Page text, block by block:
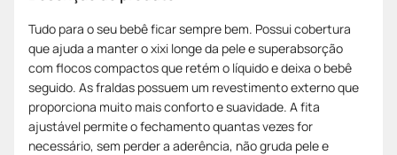
Tudo para o seu bebê ficar sempre bem. Possui cobertura
que ajuda a manter o xixi longe da pele e superabsorção
com flocos compactos que retém o líquido e deixa o bebê
seguido. As fraldas possuem um revestimento externo que
proporciona muito mais conforto e suavidade. A fita
ajustável permite o fechamento quantas vezes for
necessário, sem perder a aderência, não gruda pele e